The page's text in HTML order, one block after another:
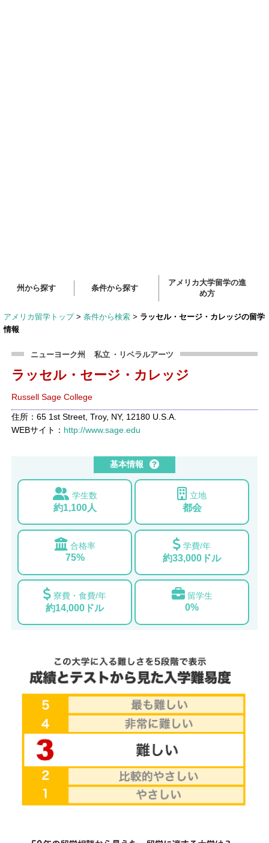
州から探す 条件から探す
アメリカ大学留学の進
め方
アメリカ留学トップ > 条件から検索 > ラッセル・セージ・カレッジの留学
情報
ニューヨーク州 私立 ・リベラルアーツ
ラッセル・セージ・カレッジ
Russell Sage College
住所：65 1st Street, Troy, NY, 12180 U.S.A.
WEBサイト： http://www.sage.edu
基本情報
学生数
約1,100人
立地
都会
合格率
75%
学費/年
約33,000ドル
寮費・食費/年
約14,000ドル
留学生
0%